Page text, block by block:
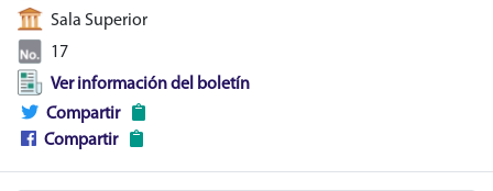
Sala Superior
17
Ver información del boletín
Compartir
Compartir